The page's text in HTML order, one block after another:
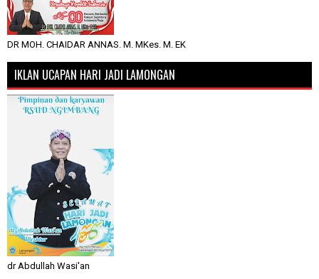
DR MOH. CHAIDAR ANNAS. M. MKes. M. EK
IKLAN UCAPAN HARI JADI LAMONGAN
dr Abdullah Wasi'an